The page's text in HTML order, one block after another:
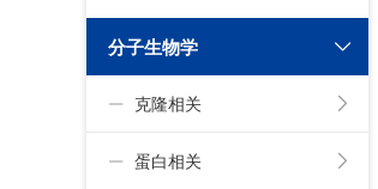
分子生物学
克隆相关
蛋白相关